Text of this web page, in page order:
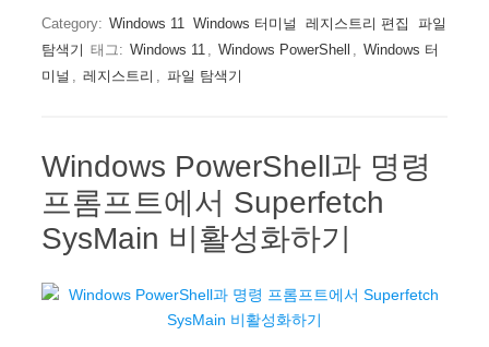
Category: Windows 11 Windows 터미널 레지스트리 편집
파일
탐색기 태그: Windows 11 Windows PowerShell
Windows 터
미널
레지스트리 파일 탐색기
Windows PowerShell과 명령
프롬프트에서 Superfetch
SysMain 비활성화하기